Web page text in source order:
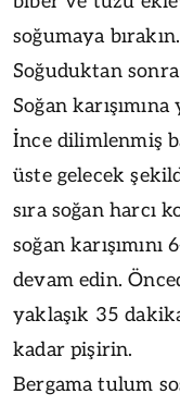
soğumaya bırakın.
Soğuduktan
Soğan
İnce dilimlenmiş
üste gelecek
sıra soğan harcı
soğan
devam edin.
yaklaşık 35
kadar pişirin.
Bergama tulum